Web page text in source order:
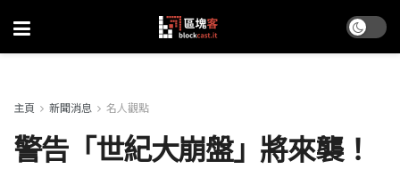
主頁 新聞消息 名人觀點
警告「世紀大崩盤」將來襲！